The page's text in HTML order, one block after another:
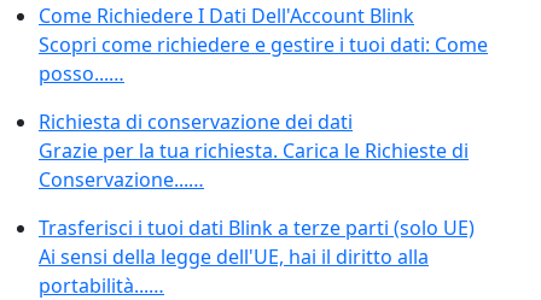
Come Richiedere I Dati Dell'Account Blink
Scopri come richiedere e gestire i tuoi dati: Come
posso...…
Richiesta di conservazione dei dati
Grazie per la tua richiesta. Carica le Richieste di
Conservazione...…
Trasferisci i tuoi dati Blink a terze parti (solo UE)
Ai sensi della legge dell'UE, hai il diritto alla
portabilità...…